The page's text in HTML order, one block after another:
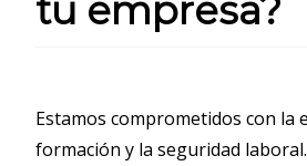
tu empresa?
Estamos comprometidos con la
formación y la seguridad